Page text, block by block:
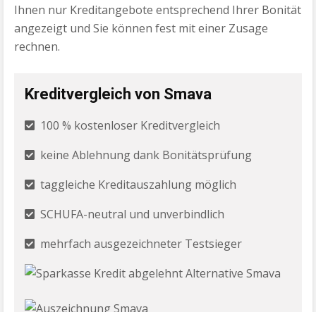
Ihnen nur Kreditangebote entsprechend Ihrer Bonität
angezeigt und Sie können fest mit einer Zusage
rechnen.
Kreditvergleich von Smava
100 % kostenloser Kreditvergleich
keine Ablehnung dank Bonitätsprüfung
taggleiche Kreditauszahlung möglich
SCHUFA-neutral und unverbindlich
mehrfach ausgezeichneter Testsieger